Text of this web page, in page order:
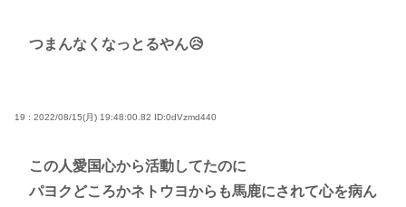
つまんなくなっとるやん😥
19 : 2022/08/15(月) 19:48:00.82 ID:0dVzmd440
この人愛国心から活動してたのに
パヨクどころかネトウヨからも馬鹿にされて心を病ん